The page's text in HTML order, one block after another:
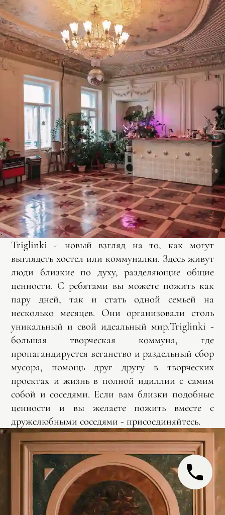
Triglinki - новый взгляд на то, как могут
выглядеть хостел или коммуналки. Здесь живут
люди близкие по духу, разделяющие общие
ценности. С ребятами вы можете пожить как
пару дней, так и стать одной семьей на
несколько месяцев. Они организовали столь
уникальный и свой идеальный мир.Triglinki -
большая творческая коммуна, где
пропагандируется веганство и раздельный сбор
мусора, помощь друг другу в творческих
проектах и жизнь в полной идиллии с самим
собой и соседями. Если вам близки подобные
ценности и вы желаете пожить вместе с
дружелюбными соседями - присоединяйтесь.